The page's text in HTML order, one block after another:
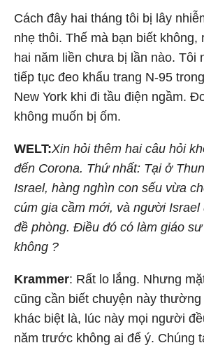
Cách đây hai tháng tôi bị lây
nhẹ thôi. Thế mà bạn biết không,
hai năm liền chưa bị lần nào. Tôi
tiếp tục đeo khẩu trang N-95
New York khi đi tầu điện ngầm.
không muốn bị ốm.
WELT:Xin hỏi thêm hai câu hỏi
đến Corona. Thứ nhất: Tại ở
Israel, hàng nghìn con sếu vừa
cúm gia cầm mới, và người Israel
đề phòng. Điều đó có làm giáo
không ?
Krammer: Rất lo lắng. Nhưng
cũng cần biết chuyện này
khác biệt là, lúc này mọi người
năm trước không ai để ý. Chúng